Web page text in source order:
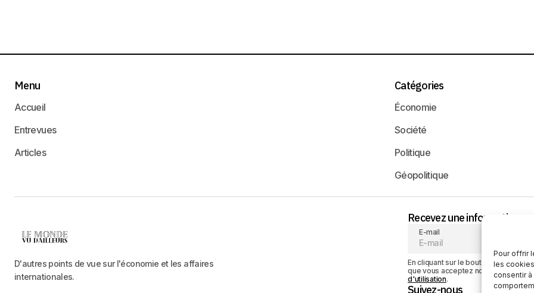
Pour offrir
les
consentir
D'autres points de vue sur l'économie et les affaires
internationales.
Menu
Accueil
Entrevues
Articles
Catégories
Économie
Société
Politique
Géopolitique
Recevez une information
E-mail
En cliquant sur le bouton «
que vous acceptez notre
politique
d'utilisation.
Suivez-nous